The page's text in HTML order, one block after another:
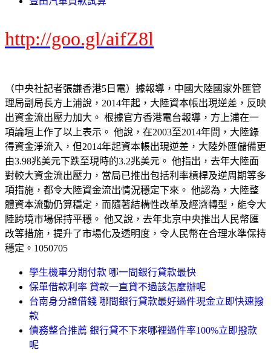
http://goo.gl/aifZ8l
（中央社記者張謙香港5日電）據報導，中國大陸國家外匯管
理局副局長方上浦說，2014年起，大陸資本帳出現逆差，反映
出資金流出壓力加大。 根據官方香港電台報導，方上浦在一
項論壇上作了以上表示。 他說，在2003至2014年間，大陸錄
得資金淨流入，但2014年起資本帳出現逆差，大陸外匯儲備更
由3.98兆美元下跌至現時的3.2兆美元。 他指出，去年大陸面
對較大資金流出壓力，當局已推出包括利率槓桿及逆周期等多
項措施，都令大陸資金流出情況穩定下來。 他認為，大陸整
體資本流動仍算穩定，而隨著結構性改革及經濟轉型，能令大
陸跨境市場保持平穩。 他又說，去年北京中央推出人民幣匯
改等措施，提升了市場化及透明度，令人民幣在合理水準保持
穩定。1050705
學生機車分期付款 哪一間銀行貸款最快
保單借款利率 貸款一直貸不過該怎麼辦呢
台南身分證借錢 哪間銀行貸款最好過件現金立即快速撥
款
債務整合推薦 銀行貸不下來哪裡過件率100%立即撥款
呢